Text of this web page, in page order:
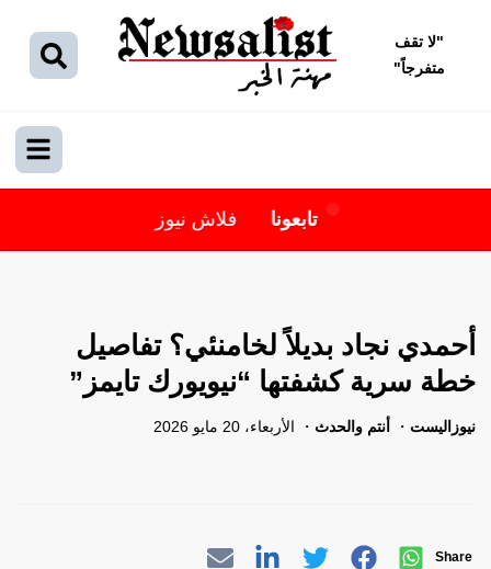
"لا تقف
متفرجاً"
تابعونا فلاش نيوز
أحمدي نجاد بديلاً لخامنئي؟ تفاصيل
خطة سرية كشفتها “نيويورك تايمز”
نيوزاليست أنتم والحدث الأربعاء، 20 مايو 2026
Share